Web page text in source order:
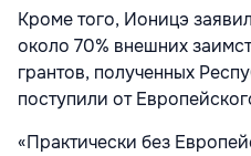
Кроме того, Ионицэ
около 70% внешних
грантов, полученных
поступили от
«Практически без